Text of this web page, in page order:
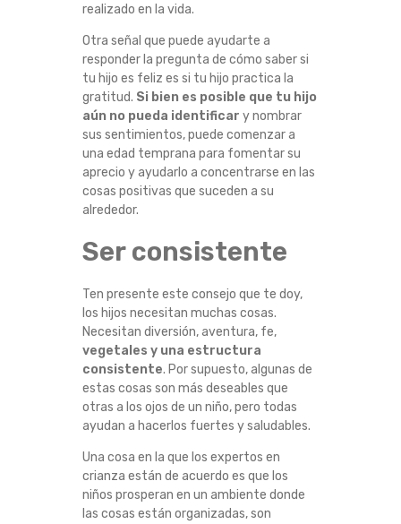
realizado en la vida.
Otra señal que puede ayudarte a
responder la pregunta de cómo saber si
tu hijo es feliz es si tu hijo practica la
gratitud. Si bien es posible que tu hijo
aún no pueda identificar y nombrar
sus sentimientos, puede comenzar a
una edad temprana para fomentar su
aprecio y ayudarlo a concentrarse en las
cosas positivas que suceden a su
alrededor.
Ser consistente
Ten presente este consejo que te doy,
los hijos necesitan muchas cosas.
Necesitan diversión, aventura, fe,
vegetales y una estructura
consistente. Por supuesto, algunas de
estas cosas son más deseables que
otras a los ojos de un niño, pero todas
ayudan a hacerlos fuertes y saludables.
Una cosa en la que los expertos en
crianza están de acuerdo es que los
niños prosperan en un ambiente donde
las cosas están organizadas, son